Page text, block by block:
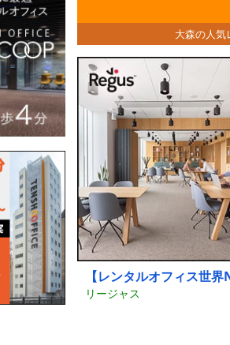
大森の人気
【レンタルオフィス世
リージャス